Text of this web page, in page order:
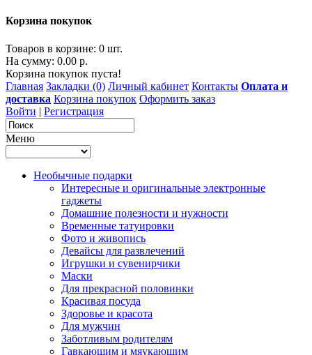
Корзина покупок
Товаров в корзине: 0 шт.
На сумму: 0.00 р.
Корзина покупок пуста!
Главная Закладки (0) Личный кабинет Контакты Оплата и
доставка Корзина покупок Оформить заказ
Войти | Регистрация
Меню
Необычные подарки
Интересные и оригинальные электронные
гаджеты
Домашние полезности и нужности
Временные татуировки
Фото и живопись
Девайсы для развлечений
Игрушки и сувенирчики
Маски
Для прекрасной половинки
Красивая посуда
Здоровье и красота
Для мужчин
Заботливым родителям
Гавкающим и мяукающим